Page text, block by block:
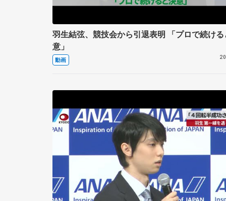
羽生結弦、競技会から引退表明 「プロで続け
意」
動画